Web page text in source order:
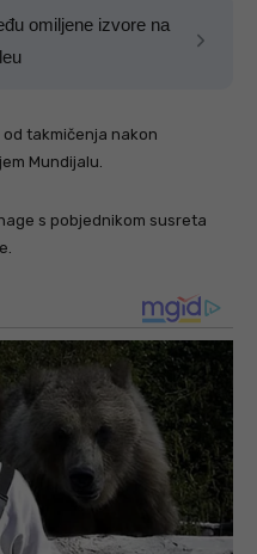
omiljene izvore na
takmičenja nakon
Mundijalu.
s pobjednikom susreta